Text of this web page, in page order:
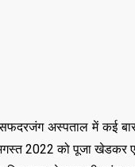
अस्पताल में कई
2022 को पूजा खेडकर